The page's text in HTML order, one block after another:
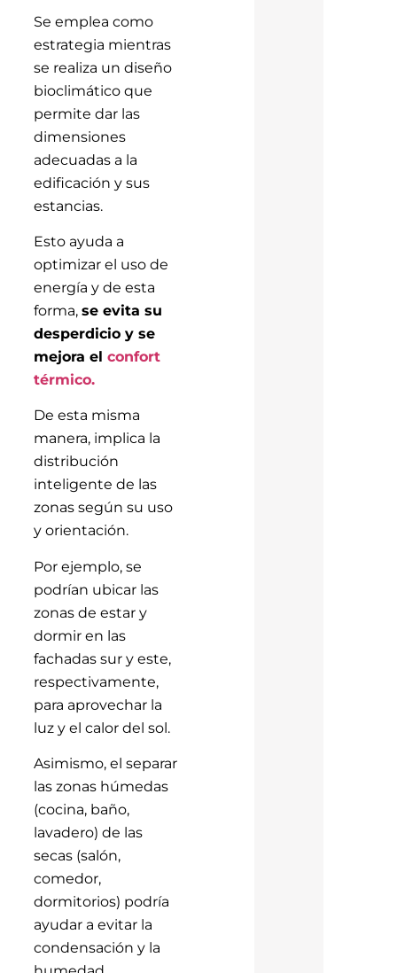
Se emplea como
estrategia mientras
se realiza un diseño
bioclimático que
permite dar las
dimensiones
adecuadas a la
edificación y sus
estancias.
Esto ayuda a
optimizar el uso de
energía y de esta
forma, se evita su
desperdicio y se
mejora el confort
térmico.
De esta misma
manera, implica la
distribución
inteligente de las
zonas según su uso
y orientación.
Por ejemplo, se
podrían ubicar las
zonas de estar y
dormir en las
fachadas sur y este,
respectivamente,
para aprovechar la
luz y el calor del sol.
Asimismo, el separar
las zonas húmedas
(cocina, baño,
lavadero) de las
secas (salón,
comedor,
dormitorios) podría
ayudar a evitar la
condensación y la